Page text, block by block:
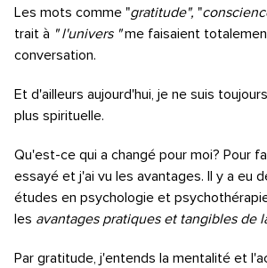
Les mots comme "gratitude", "
trait à " l'univers "me faisaient
conversation.
Et d'ailleurs aujourd'hui, je ne suis
plus spirituelle.
Qu'est-ce qui a changé pour moi? Pour
essayé et j'ai vu les avantages. Il y a eu
études en psychologie et
les avantages pratiques et tangibles de
Par gratitude, j'entends la mentalité et